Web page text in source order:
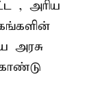
, அரிய
அரசு